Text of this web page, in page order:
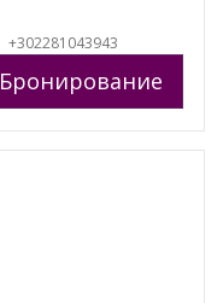
+302281043943
Бронирование